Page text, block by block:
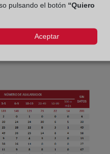
no tiene asalariados.
por tramo de
principal.
pulsando el botón “Quiero
Aceptar